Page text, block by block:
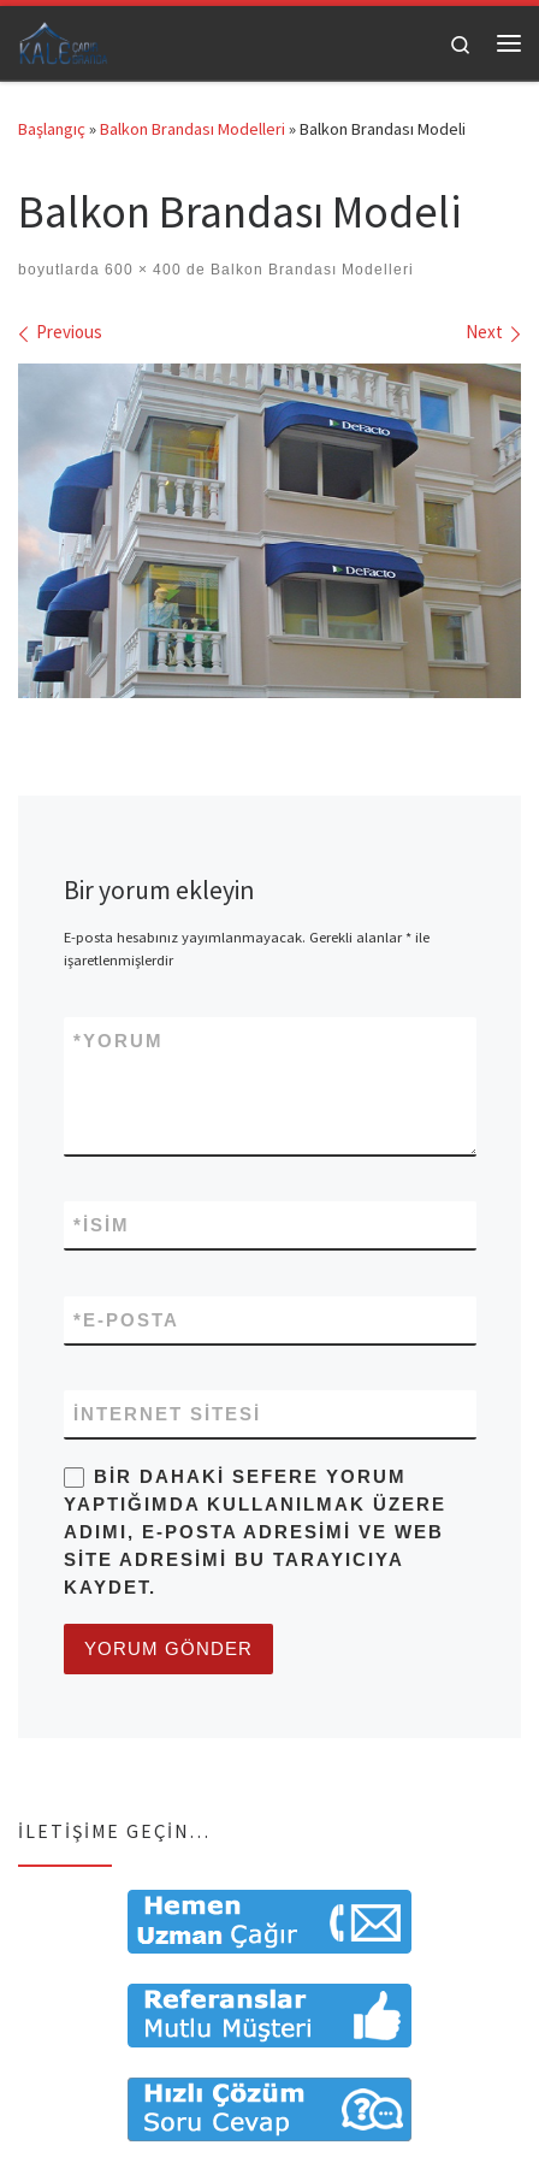
Skip to content
Search
Başlangıç»Balkon Brandası Modelleri »Balkon Brandası Modeli
Balkon Brandası Modeli
boyutlarda 600 × 400 de Balkon Brandası Modelleri
Images navigation
Previous Next
Bir yorum ekleyin
E-posta hesabınız yayımlanmayacak. Gerekli alanlar*ile
işaretlenmişlerdir
YORUM
*
İSIM
*
E-POSTA
*
İNTERNET SITESI
BIR DAHAKI SEFERE YORUM
YAPTIĞIMDA KULLANILMAK ÜZERE
ADIMI, E-POSTA ADRESIMI VE WEB
SITE ADRESIMI BU TARAYICIYA
KAYDET.
İLETIŞIME GEÇIN…